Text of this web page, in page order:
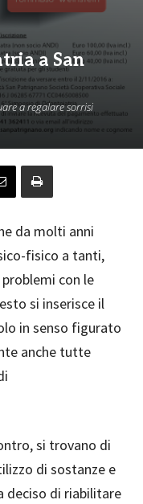
a San
a regalare sorrisi
da molti anni
fisico a tanti,
con le
si inserisce il
in senso figurato
anche tutte
si trovano di
di sostanze e
deciso di riabilitare